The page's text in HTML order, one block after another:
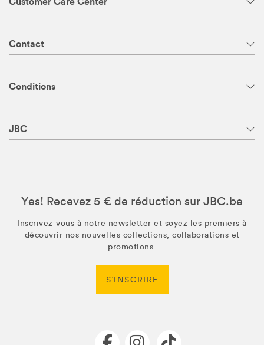
Contact
Conditions
JBC
Yes! Recevez 5 € de réduction sur JBC.be
Inscrivez-vous à notre newsletter et soyez les premiers à
découvrir nos nouvelles collections, collaborations et
promotions.
S’INSCRIRE